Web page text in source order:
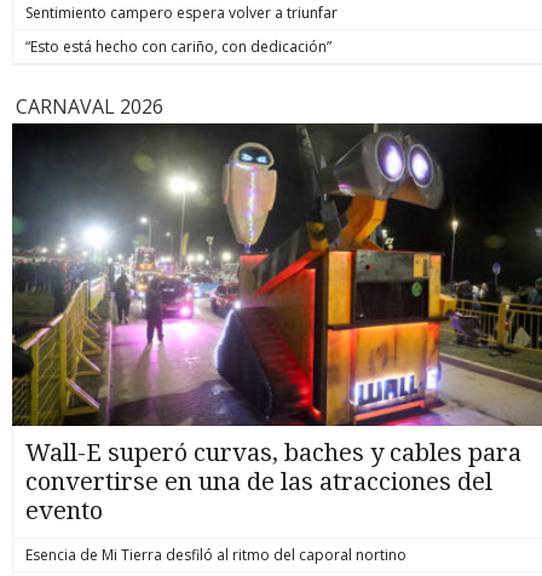
Sentimiento campero espera volver a triunfar
“Esto está hecho con cariño, con dedicación”
CARNAVAL 2026
Wall-E superó curvas, baches y cables para
convertirse en una de las atracciones del
evento
Esencia de Mi Tierra desfiló al ritmo del caporal nortino